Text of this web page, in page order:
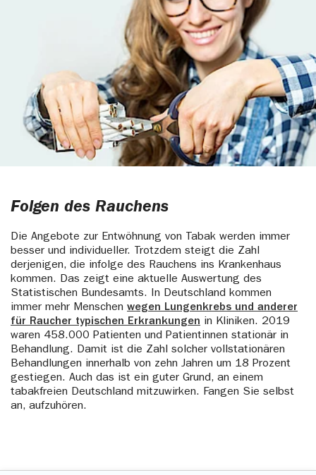
Folgen des Rauchens
Die Angebote zur Entwöhnung von Tabak werden immer
besser und individueller. Trotzdem steigt die Zahl
derjenigen, die infolge des Rauchens ins Krankenhaus
kommen. Das zeigt eine aktuelle Auswertung des
Statistischen Bundesamts. In Deutschland kommen
immer mehr Menschen wegen Lungenkrebs und anderer
für Raucher typischen Erkrankungen in Kliniken. 2019
waren 458.000 Patienten und Patientinnen stationär in
Behandlung. Damit ist die Zahl solcher vollstationären
Behandlungen innerhalb von zehn Jahren um 18 Prozent
gestiegen. Auch das ist ein guter Grund, an einem
tabakfreien Deutschland mitzuwirken. Fangen Sie selbst
an, aufzuhören.